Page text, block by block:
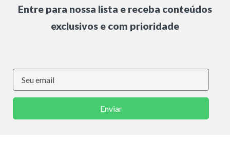
Entre para nossa lista e receba conteúdos
exclusivos e com prioridade
Enviar